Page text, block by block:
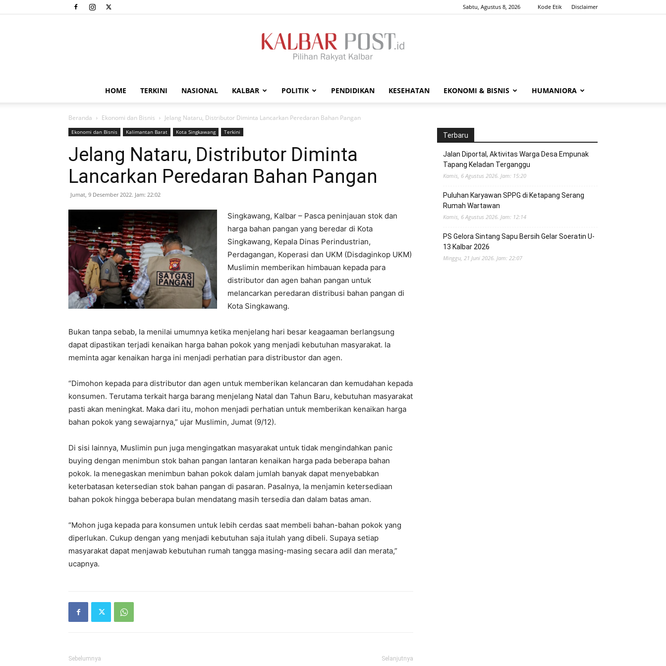
Sabtu, Agustus 8, 2026 Kode Etik Disclaimer
HOME TERKINI NASIONAL KALBAR POLITIK PENDIDIKAN KESEHATAN EKONOMI & BISNIS HUMANIORA
Beranda Ekonomi dan Bisnis Jelang Nataru, Distributor Diminta Lancarkan Peredaran Bahan Pangan
Ekonomi dan Bisnis Kalimantan Barat Kota Singkawang Terkini
Jelang Nataru, Distributor Diminta
Lancarkan Peredaran Bahan Pangan
Jumat, 9 Desember 2022. Jam: 22:02
Singkawang, Kalbar – Pasca peninjauan stok dan
harga bahan pangan yang beredar di Kota
Singkawang, Kepala Dinas Perindustrian,
Perdagangan, Koperasi dan UKM (Disdaginkop UKM)
Muslimin memberikan himbauan kepada para
distributor dan agen bahan pangan untuk
melancarkan peredaran distribusi bahan pangan di
Kota Singkawang.
Bukan tanpa sebab, Ia menilai umumnya ketika menjelang hari besar keagaaman berlangsung
dapat dipastikan terjadi kenaikan harga bahan pokok yang menjadi kebutuhan masyarakat. Ia
meminta agar kenaikan harga ini menjadi perhatian para distribustor dan agen.
“Dimohon kepada para distributor dan agen untuk memberikan kelancaran dan kemudahan kepada
konsumen. Terutama terkait harga barang menjelang Natal dan Tahun Baru, kebutuhan masyarakat
pasti akan meningkat. Maka dari itu, mohon menjadi perhatian untuk memberikan kenaikan harga
bahan pokok yang sewajarnya,” ujar Muslimin, Jumat (9/12).
Di sisi lainnya, Muslimin pun juga mengingatkan masyarakat untuk tidak mengindahkan panic
buying dengan menimbun stok bahan pangan lantaran kenaikan harga pada beberapa bahan
pokok. Ia menegaskan menimbun bahan pokok dalam jumlah banyak dapat menyebabkan
keterbatasan ketersedian stok bahan pangan di pasaran. Pasalnya, Ia menjamin ketersediaan
bahan pokok hingga beberapa bulan mendatang masih tersedia dan dalam batas aman.
“Mohon juga kepada para konsumen untuk lebih cerdas saat membeli bahan-bahan pokok yang
diperlukan. Cukup dengan yang menjadi kebutuhan saja itulah yang dibeli. Supaya setiap
masyarakat dapat menjawab kebutuhan rumah tangga masing-masing secara adil dan merata,”
ucapnya.
Sebelumnya Selanjutnya
Terbaru
Jalan Diportal, Aktivitas Warga Desa Empunak
Tapang Keladan Terganggu
Kamis, 6 Agustus 2026. Jam: 15:20
Puluhan Karyawan SPPG di Ketapang Serang
Rumah Wartawan
Kamis, 6 Agustus 2026. Jam: 12:14
PS Gelora Sintang Sapu Bersih Gelar Soeratin U-
13 Kalbar 2026
Minggu, 21 Juni 2026. Jam: 22:07